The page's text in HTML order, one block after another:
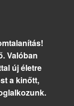
Valóban
új életre
a kinőtt,